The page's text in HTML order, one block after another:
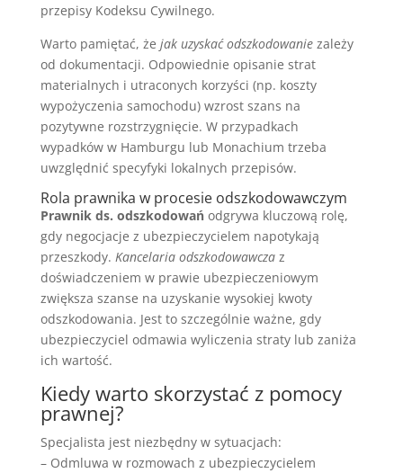
przepisy Kodeksu Cywilnego.
Warto pamiętać, że jak uzyskać odszkodowaniezależy
od dokumentacji. Odpowiednie opisanie strat
materialnych i utraconych korzyści (np. koszty
wypożyczenia samochodu) wzrost szans na
pozytywne rozstrzygnięcie. W przypadkach
wypadków w Hamburgu lub Monachium trzeba
uwzględnić specyfyki lokalnych przepisów.
Rola prawnika w procesie odszkodowawczym
Prawnik ds. odszkodowańodgrywa kluczową rolę,
gdy negocjacje z ubezpieczycielem napotykają
przeszkody. Kancelaria odszkodowawczaz
doświadczeniem w prawie ubezpieczeniowym
zwiększa szanse na uzyskanie wysokiej kwoty
odszkodowania. Jest to szczególnie ważne, gdy
ubezpieczyciel odmawia wyliczenia straty lub zaniża
ich wartość.
Kiedy warto skorzystać z pomocy
prawnej?
Specjalista jest niezbędny w sytuacjach:
– Odmluwa w rozmowach z ubezpieczycielem